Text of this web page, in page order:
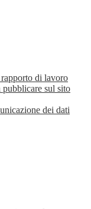
di lavoro
pubblicare sul sito
dei dati